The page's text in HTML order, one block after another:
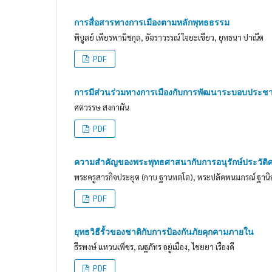
การสื่อสารทางการเมืองตามหลักพุทธธรรม
พิบูลย์ เพียรพานิชกุล, อัฉราวรรณ์ ใจยะเขียว, ยุทธนา ปาณีต
PDF
การมีส่วนร่วมทางการเมืองกับการพัฒนาระบอบประช
ศตวรรษ สงกาผัน
PDF
ความสำคัญของพระพุทธศาสนากับการอนุรักษ์ประวัติ
พระครูสารกิจประยุต (กาบ ฐานทตฺโต), พระปลัดพนมภรณ์ ฐานิ
PDF
ยุทธวิธีรั้วของชาติกับการป้องกันภัยคุกคามภายใน
ธีรพงษ์ แหวนเพ็ชร, ณฐภัทร อยู่เมือง, ไชยยา เรืองดี
PDF